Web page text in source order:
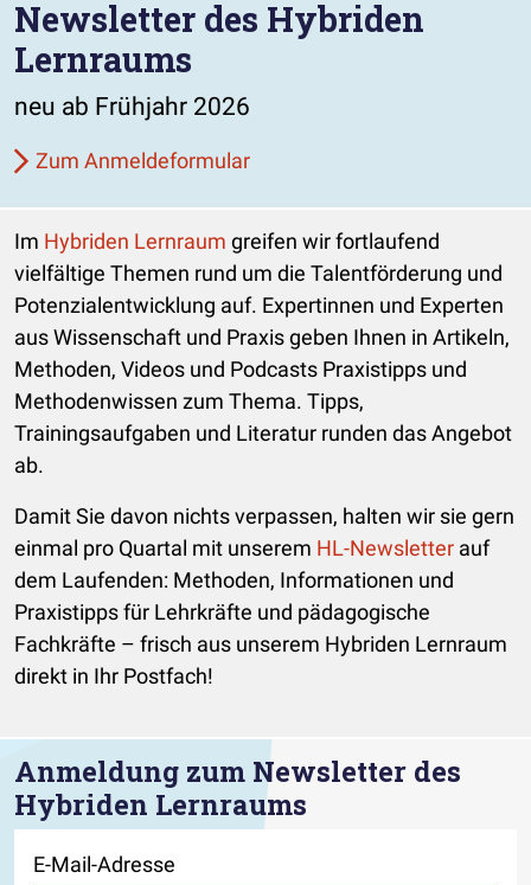
Newsletter des Hybriden
Lernraums
neu ab Frühjahr 2026
Zum Anmeldeformular
Im Hybriden Lernraum greifen wir fortlaufend
vielfältige Themen rund um die Talentförderung und
Potenzialentwicklung auf. Expertinnen und Experten
aus Wissenschaft und Praxis geben Ihnen in Artikeln,
Methoden, Videos und Podcasts Praxistipps und
Methodenwissen zum Thema. Tipps,
Trainingsaufgaben und Literatur runden das Angebot
ab.
Damit Sie davon nichts verpassen, halten wir sie gern
einmal pro Quartal mit unserem HL-Newsletter auf
dem Laufenden: Methoden, Informationen und
Praxistipps für Lehrkräfte und pädagogische
Fachkräfte – frisch aus unserem Hybriden Lernraum
direkt in Ihr Postfach!
Anmeldung zum Newsletter des
Hybriden Lernraums
E-Mail-Adresse